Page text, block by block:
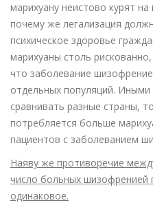
марихуану неистово курят
почему же легализация
психическое здоровье
марихуаны столь
что заболевание
отдельных популяций.
сравнивать разные страны,
потребляется больше
пациентов с заболеванием
Наяву же противоречие
число больных шизофренией
одинаковое.